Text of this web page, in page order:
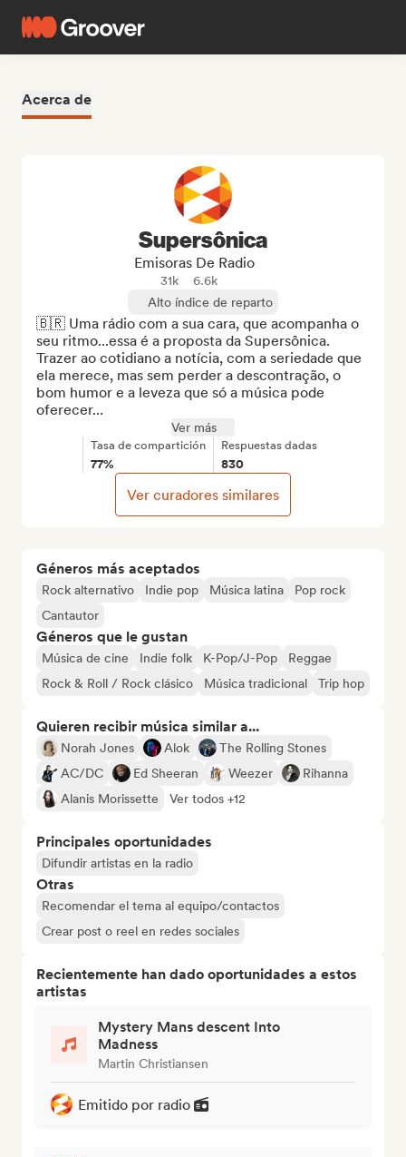
Acerca de
Géneros más aceptados
Rock alternativo Indie pop Música latina
Pop rock
Cantautor
Géneros que le gustan
Música de cine Indie folk K-Pop/J-Pop
Reggae
Rock & Roll / Rock clásico
Música tradicional Trip hop
Quieren recibir música similar a...
Norah Jones Alok
The Rolling Stones
AC/DC
Ed Sheeran Weezer
Rihanna
Alanis Morissette
Ver todos +12
Principales oportunidades
Difundir artistas en la radio
Otras
Recomendar el tema al equipo/contactos
Crear post o reel en redes sociales
Recientemente han dado oportunidades a estos
artistas
Mystery Mans descent Into
Madness
Martin Christiansen
Emitido por radio
Supersônica
Emisoras De Radio
31k
6.6k
Alto índice de reparto
🇧🇷 Uma rádio com a sua cara, que acompanha o
seu ritmo...essa é a proposta da Supersônica.
Trazer ao cotidiano a notícia, com a seriedade que
ela merece, mas sem perder a descontração, o
bom humor e a leveza que só a música pode
oferecer...
Ver más
Tasa de compartición
77%
Respuestas dadas
830
Ver curadores similares